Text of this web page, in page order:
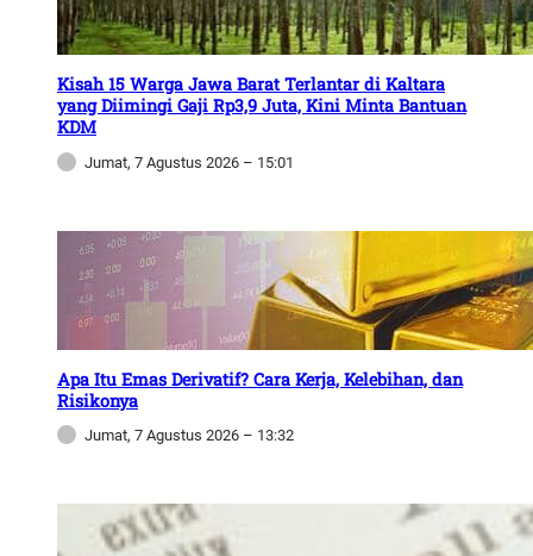
Kisah 15 Warga Jawa Barat Terlantar di Kaltara
yang Diimingi Gaji Rp3,9 Juta, Kini Minta Bantuan
KDM
Jumat, 7 Agustus 2026 – 15:01
Apa Itu Emas Derivatif? Cara Kerja, Kelebihan, dan
Risikonya
Jumat, 7 Agustus 2026 – 13:32